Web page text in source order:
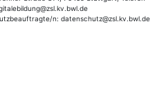
n: datenschutz@zsl.kv.bwl.de